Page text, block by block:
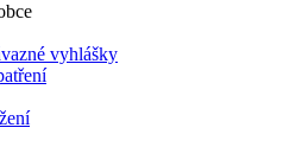
vyhlášky